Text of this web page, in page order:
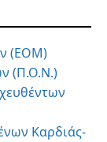
(ΕΟΜ)
(Π.Ο.Ν.)
Καρδιάς-